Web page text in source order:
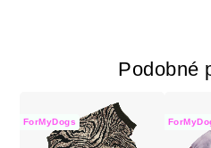
Podobné
ForMyDogs